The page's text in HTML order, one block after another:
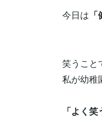
今日は
笑うこと
私が幼稚
「よく